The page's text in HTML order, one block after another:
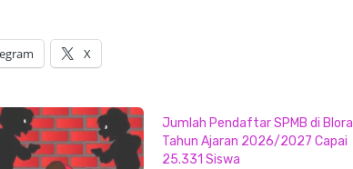
X
Jumlah Pendaftar SPMB di Blora
Tahun Ajaran 2026/2027 Capai
25.331 Siswa